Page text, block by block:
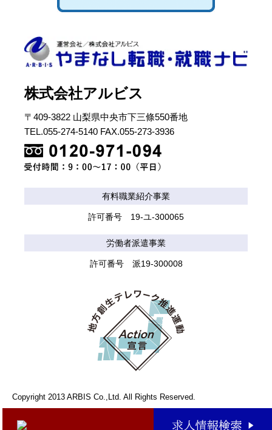
株式会社アルビス
〒409-3822 山梨県中央市下三條550番地
TEL.055-274-5140 FAX.055-273-3936
有料職業紹介事業
許可番号 19-ユ-300065
労働者派遣事業
許可番号 派19-300008
Copyright 2013 ARBIS Co.,Ltd. All Rights Reserved.